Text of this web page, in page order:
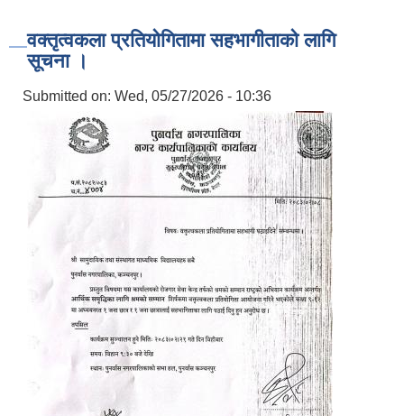
वक्तृत्वकला प्रतियोगितामा सहभागीताको लागि
सूचना ।
Submitted on: Wed, 05/27/2026 - 10:36